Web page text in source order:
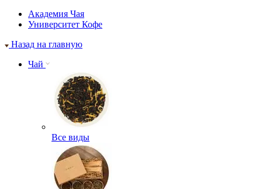
Академия Чая
Университет Кофе
Назад на главную
Чай
Все виды